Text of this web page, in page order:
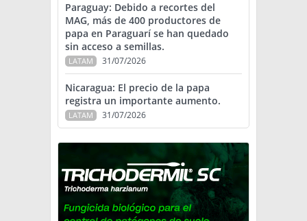
Paraguay: Debido a recortes del
MAG, más de 400 productores de
papa en Paraguarí se han quedado
sin acceso a semillas.
LATAM 31/07/2026
Nicaragua: El precio de la papa
registra un importante aumento.
LATAM 31/07/2026